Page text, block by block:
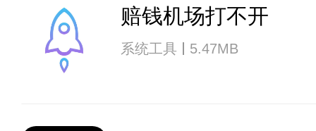
赔钱机场打不开
系统工具 5.47MB